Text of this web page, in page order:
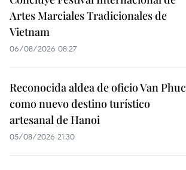
Artes Marciales Tradicionales de
Vietnam
06/08/2026 08:27
Reconocida aldea de oficio Van Phuc
como nuevo destino turístico
artesanal de Hanoi
05/08/2026 21:30